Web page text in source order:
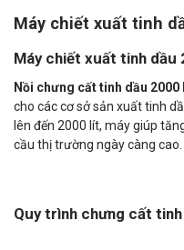
Máy chiết xuất tinh
Máy chiết xuất tinh dầu
Nồi chưng cất tinh dầu
cho các cơ sở sản xuất tinh
lên đến 2000 lít, máy giúp
cầu thị trường ngày càng cao.
Quy trình chưng cất